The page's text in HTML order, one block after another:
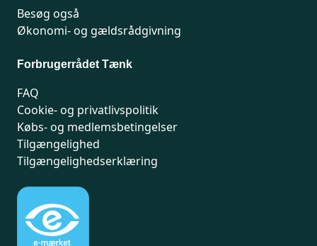
Besøg også
Økonomi- og gældsrådgivning
Forbrugerrådet Tænk
FAQ
Cookie- og privatlivspolitik
Købs- og medlemsbetingelser
Tilgængelighed
Tilgængelighedserklæring